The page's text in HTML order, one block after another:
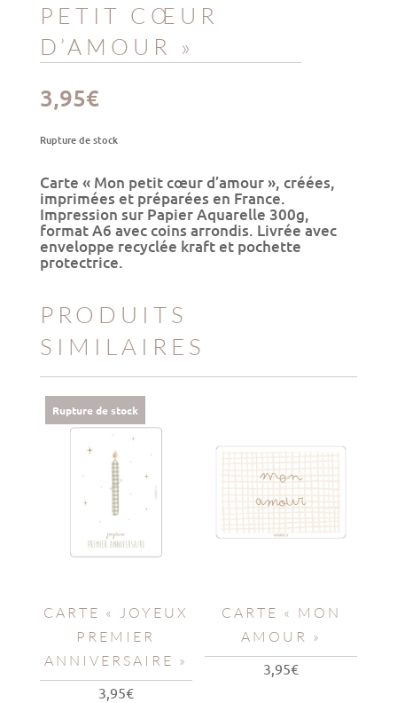
PETIT CŒUR
D’AMOUR »
3,95€
Rupture de stock
Carte « Mon petit cœur d’amour », créées,
imprimées et préparées en France.
Impression sur Papier Aquarelle 300g,
format A6 avec coins arrondis. Livrée avec
enveloppe recyclée kraft et pochette
protectrice.
PRODUITS
SIMILAIRES
Rupture de stock
CARTE « JOYEUX
PREMIER
ANNIVERSAIRE »
3,95€
CARTE « MON
AMOUR »
3,95€